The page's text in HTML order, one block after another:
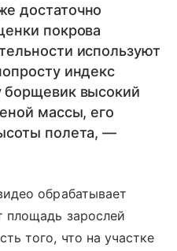
достаточно
покрова
используют
индекс
борщевик высокий
массы, его
полета, —
обрабатывает
площадь зарослей
того, что на участке